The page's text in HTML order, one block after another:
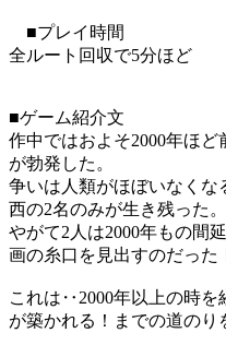
■プレイ時間
全ルート回収で5分ほど
■ゲーム紹介文
作中ではおよそ2000年ほ
が勃発した。
争いは人類がほぼいなくな
西の2名のみが生き残った。
やがて2人は2000年もの間
画の糸口を見出すのだった
これは‥2000年以上の時を
が築かれる！までの道のり